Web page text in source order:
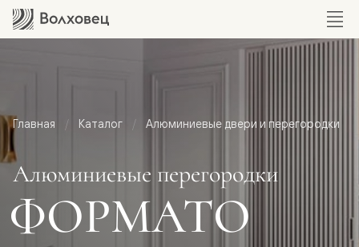
Главная Каталог Алюминиевые двери и перегородки
Алюминиевые перегородки
ФОРМАТО